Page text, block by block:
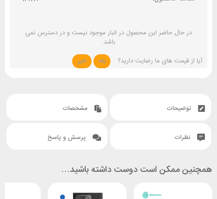
در حال حاضر این محصول در انبار موجود نیست و در دسترس نمی
باشد.
آیا از قیمت های ما رضایت دارید؟
بله خیر
توضیحات مشخصات
نظرات پرسش و پاسخ
همچنین ممکن است دوست داشته باشید…